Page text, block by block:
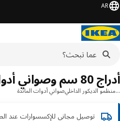
AR
الديكور الداخليصواني أدوات المائدة
أدوات المائدة